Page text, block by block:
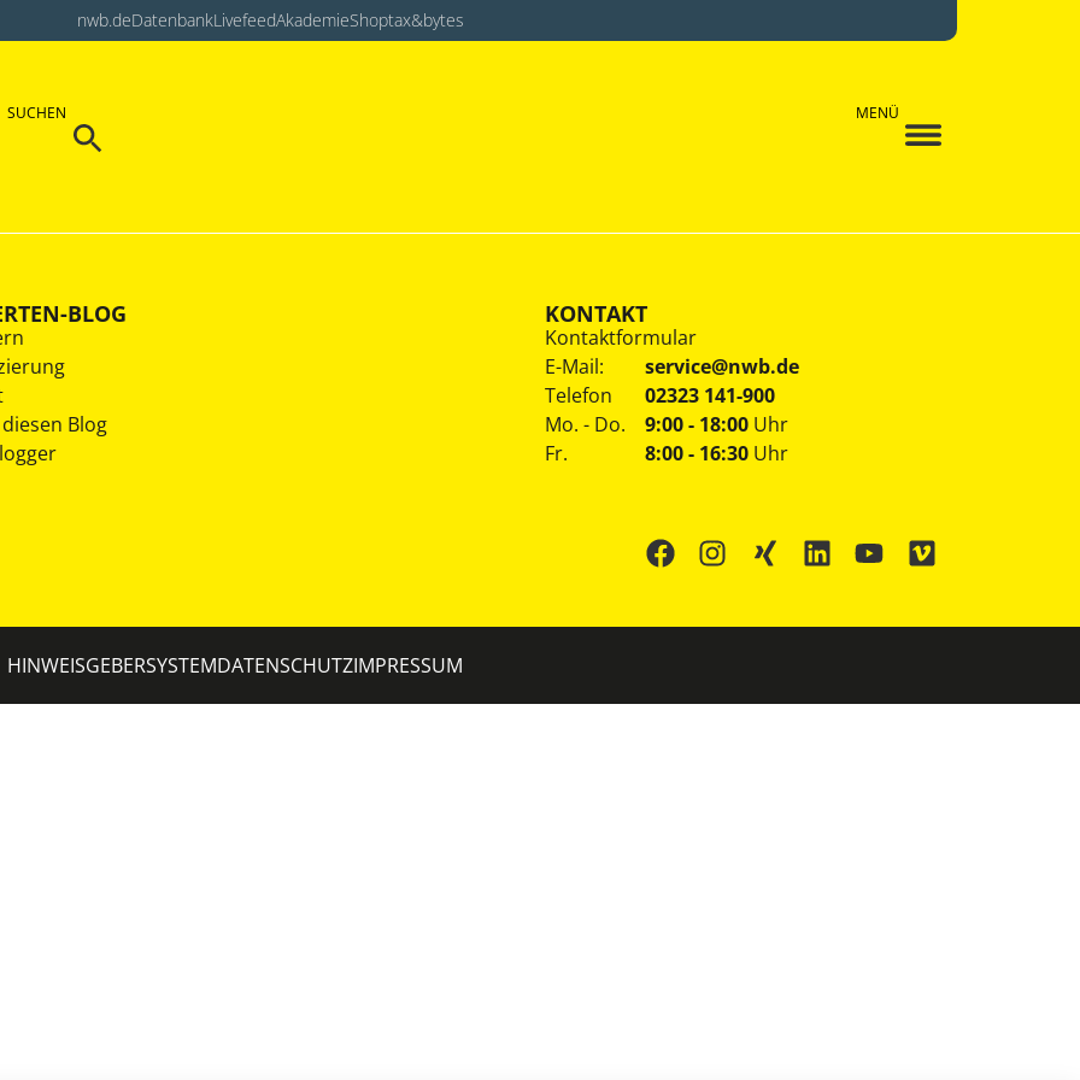
nwb.deDatenbankLivefeedAkademieShoptax&bytes
SUCHEN
Search
MENÜ
BLOG
Blog
KONTAKT
Kontaktformular
E-Mail:
service@nwb.de
Telefon
02323 141-900
Mo. - Do.
Fr.
9:00 - 18:00 Uhr
8:00 - 16:30 Uhr
HINWEISGEBERSYSTEMDATENSCHUTZIMPRESSUM